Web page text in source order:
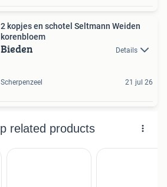
2 kopjes en schotel Seltmann Weiden
korenbloem
Bieden Details
Scherpenzeel 21 jul 26